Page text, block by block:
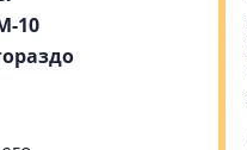
10
девелопмента и